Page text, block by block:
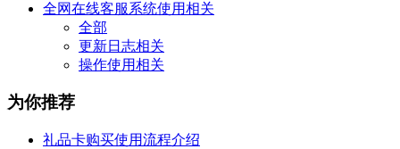
全网在线客服系统使用相关
全部
更新日志相关
操作使用相关
为你推荐
礼品卡购买使用流程介绍